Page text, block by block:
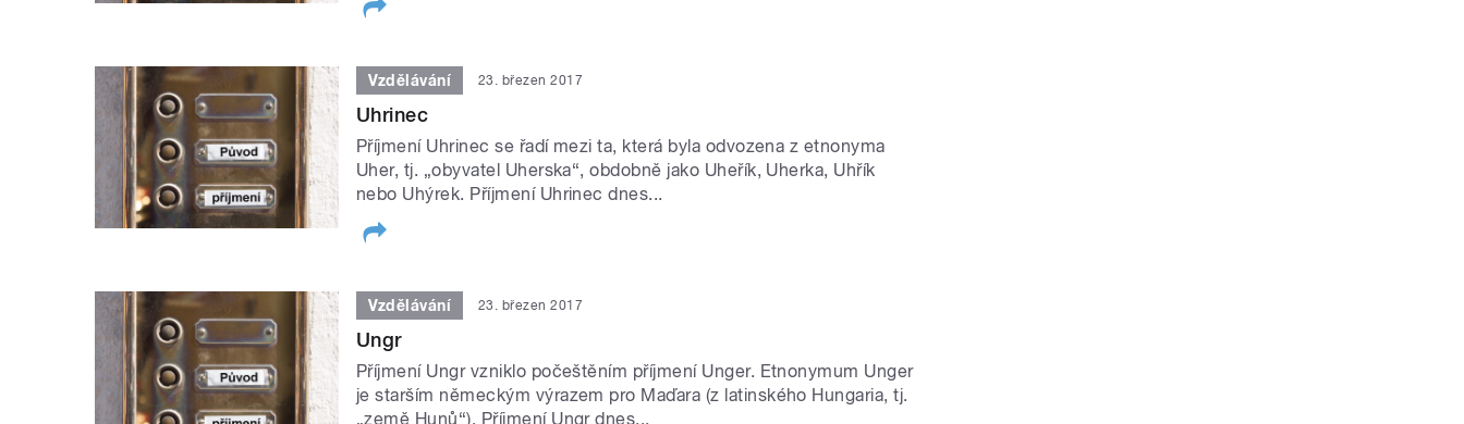
Vzdělávání 23. březen 2017
Uhrinec
Příjmení Uhrinec se řadí mezi ta, která byla odvozena z etnonyma
Uher, tj. „obyvatel Uherska“, obdobně jako Uheřík, Uherka, Uhřík
nebo Uhýrek. Příjmení Uhrinec dnes...
Vzdělávání 23. březen 2017
Ungr
Příjmení Ungr vzniklo počeštěním příjmení Unger. Etnonymum Unger
je starším německým výrazem pro Maďara (z latinského Hungaria, tj.
„země Hunů“). Příjmení Ungr dnes...